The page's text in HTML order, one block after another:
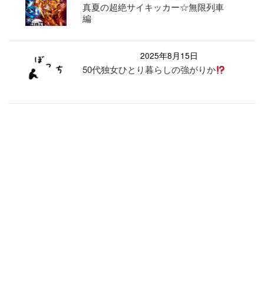
真夏の超絶サイキッカー☆無限列車
編
2025年8月15日
50代独女ひとり暮らしの強がりか